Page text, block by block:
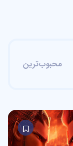
محبوب‌ترین